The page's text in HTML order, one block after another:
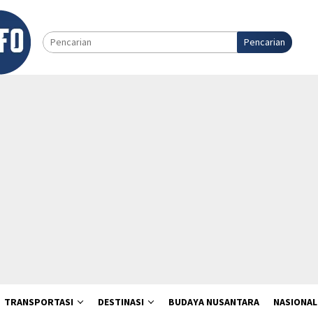
Pencarian
TRANSPORTASI DESTINASI BUDAYA NUSANTARA NASIONAL